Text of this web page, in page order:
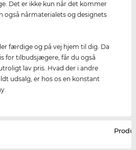
Det er ikke kun når det kommer
også nårmaterialets og designets
færdige og på vej hjem til dig. Da
for tilbudsjægere, får du også
lav pris. Hvad der i andre
udsalg, er hos os en konstant